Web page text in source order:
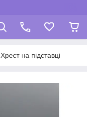
Хрест на підставці